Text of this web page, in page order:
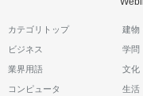
カテゴリトップ 建物
ビジネス 学問
業界用語 文化
コンピュータ 生活